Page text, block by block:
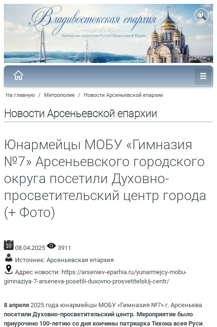
На главную / Митрополия / Новости Арсеньевской епархии
Новости Арсеньевской епархии
Юнармейцы МОБУ «Гимназия
№7» Арсеньевского городского
округа посетили Духовно-
просветительский центр города
(+ Фото)
08.04.2025
3911
Источник: Арсеньевская епархия
Адрес новости: https://arseniev-eparhia.ru/yunarmejcy-mobu-
gimnaziya-7-arseneva-posetili-duxovno-prosvetitelskij-centr/
8 апреля 2025 года юнармейцы МОБУ «Гимназия №7» г. Арсеньева
посетили Духовно-просветительский центр. Мероприятие было
приурочено 100-летию со дня кончины патриарха Тихона всея Руси.